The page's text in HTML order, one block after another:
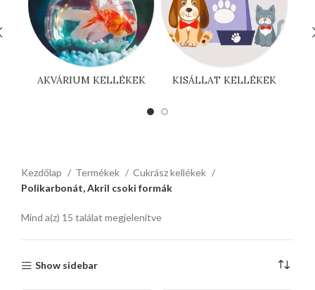
AKVÁRIUM KELLÉKEK KISÁLLAT KELLÉKEK
Kezdőlap Termékek
Cukrász kellékek
Polikarbonát, Akril csoki formák
Mind a(z) 15 találat megjelenítve
Show sidebar